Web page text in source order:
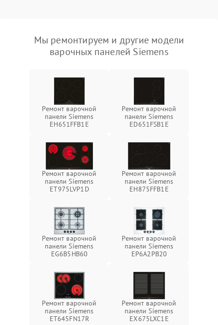
Мы ремонтируем и другие модели
варочных панелей Siemens
Ремонт варочной
панели Siemens
EH651FFB1E
Ремонт варочной
панели Siemens
ED651FSB1E
Ремонт варочной
панели Siemens
ET975LVP1D
Ремонт варочной
панели Siemens
EH875FFB1E
Ремонт варочной
панели Siemens
EG6B5HB60
Ремонт варочной
панели Siemens
EP6A2PB20
Ремонт варочной
панели Siemens
ET645FN17R
Ремонт варочной
панели Siemens
EX675LXC1E